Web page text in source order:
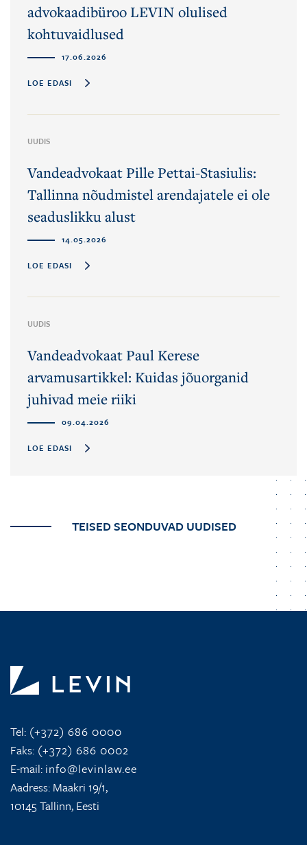
advokaadibüroo LEVIN olulised
kohtuvaidlused
17.06.2026
LOE EDASI
UUDIS
Vandeadvokaat Pille Pettai-Stasiulis:
Tallinna nõudmistel arendajatele ei ole
seaduslikku alust
14.05.2026
LOE EDASI
UUDIS
Vandeadvokaat Paul Kerese
arvamusartikkel: Kuidas jõuorganid
juhivad meie riiki
09.04.2026
LOE EDASI
TEISED SEONDUVAD UUDISED
Tel: (+372) 686 0000
Faks: (+372) 686 0002
E-mail: info@levinlaw.ee
Aadress: Maakri 19/1,
10145 Tallinn, Eesti